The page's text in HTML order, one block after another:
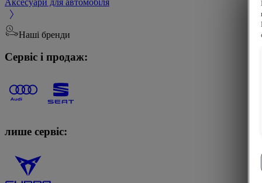
Наші бренди
Сервіс і продаж:
лише сервіс: